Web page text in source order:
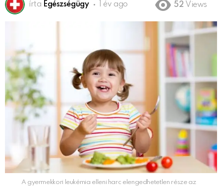
írta Egészségügy 1 év ago 52 Views
A gyermekkori leukémia elleni harc elengedhetetlen része az